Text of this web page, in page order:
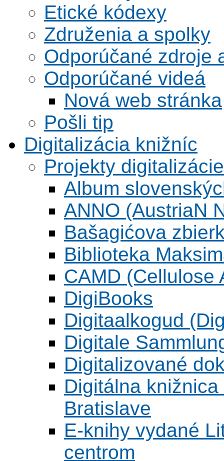
Etické kódexy
Združenia a spolky
Odporúčané zdroje
Odporúčané videá
Nová web stránka
Pošli tip
Digitalizácia knižníc
Projekty digitalizácie
Album
ANNO (AustriaN
Bašagićova
Biblioteka
CAMD (Cellulose
DigiBooks
Digitaalkogud
Digitale
Digitalizované
Digitálna
Bratislave
E-knihy vydané
centrom